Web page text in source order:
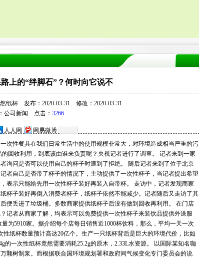
上的“绊脚石”？何时向它说不
纸杯 发布：2020-03-31 修改：2020-03-31
公司新闻 点击： 3266
人人网
网易微博
次性餐具在我们日常生活中的使用规模非常大，对环境造成相当严重的污
回收利用，到底该由谁来负责呢？央视记者进行了调查。 记者来到一家
询问是否可以使用自己的杯子时遭到了拒绝。 随后记者来到了位于北京
者自己是否带了杯子的情况下，主动提供了一次性杯子，当记者提出希望
表示只能给先用一次性杯子装好再装入自带杯。 走访中，记者发现商家
杯子装好再倒入消费者杯子，纸杯子依然不能减少。记者随后又走访了其
便丢进了垃圾桶。多数商家提供纸杯子后没有做到回收再利用。 在门店
记者从商家了解，均表示可以免费提供一次性杯子来装饮品提供外送服
为5910家。据介绍每个店每日销售近1000杯饮料，那么，平均一天一次
纸杯数量预计高达20亿个。生产一只纸杯背后是巨大的环境代价，比如
的一次性纸杯竟然需要消耗25.2g的原木，2.33L水资源。 以国际某知名咖
颗树制浆。而根据联合国环境规划署和政府间气候变化专门委员会的说